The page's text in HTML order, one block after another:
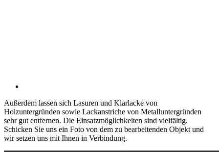
Außerdem lassen sich Lasuren und Klarlacke von
Holzuntergründen sowie Lackanstriche von Metalluntergründen
sehr gut entfernen. Die Einsatzmöglichkeiten sind vielfältig.
Schicken Sie uns ein Foto von dem zu bearbeitenden Objekt und
wir setzen uns mit Ihnen in Verbindung.